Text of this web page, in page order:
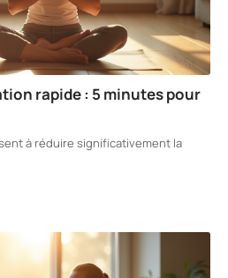
rapide : 5 minutes pour
à réduire significativement la